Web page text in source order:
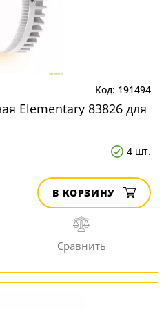
191494
Elementary 83826 для
4 шт.
В КОРЗИНУ